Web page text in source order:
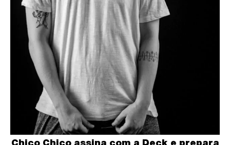
Chico Chico assina com a Deck e prepara